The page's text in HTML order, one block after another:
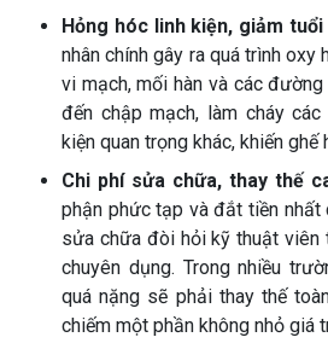
Hỏng hóc linh kiện, giảm
nhân chính gây ra quá trình oxy
vi mạch, mối hàn và các
đến chập mạch, làm cháy
kiện quan trọng khác, khiến ghế
Chi phí sửa chữa, thay thế
phận phức tạp và đắt tiền nhất
sửa chữa đòi hỏi kỹ thuật viên
chuyên dụng. Trong nhiều
quá nặng sẽ phải thay thế
chiếm một phần không nhỏ giá